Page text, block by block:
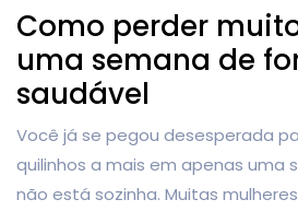
Como perder
uma semana de
saudável
Você já se pegou desesperada
quilinhos a mais em apenas uma
não está sozinha. Muitas